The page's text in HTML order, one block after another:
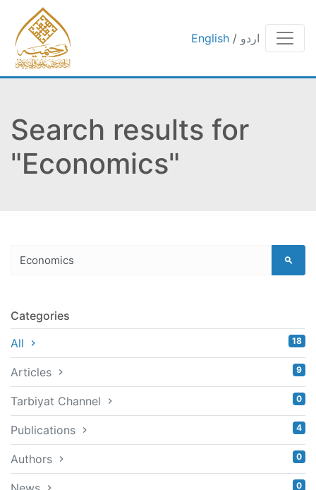
English / اردو
Search results for
"Economics"
Categories
All
18
Articles 9
Tarbiyat Channel 0
Publications 4
Authors 0
0